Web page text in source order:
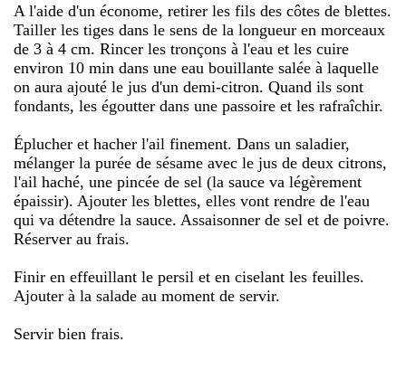
A l'aide d'un économe, retirer les fils des côtes de blettes.
Tailler les tiges dans le sens de la longueur en morceaux
de 3 à 4 cm. Rincer les tronçons à l'eau et les cuire
environ 10 min dans une eau bouillante salée à laquelle
on aura ajouté le jus d'un demi-citron. Quand ils sont
fondants, les égoutter dans une passoire et les rafraîchir.
Éplucher et hacher l'ail finement. Dans un saladier,
mélanger la purée de sésame avec le jus de deux citrons,
l'ail haché, une pincée de sel (la sauce va légèrement
épaissir). Ajouter les blettes, elles vont rendre de l'eau
qui va détendre la sauce. Assaisonner de sel et de poivre.
Réserver au frais.
Finir en effeuillant le persil et en ciselant les feuilles.
Ajouter à la salade au moment de servir.
Servir bien frais.